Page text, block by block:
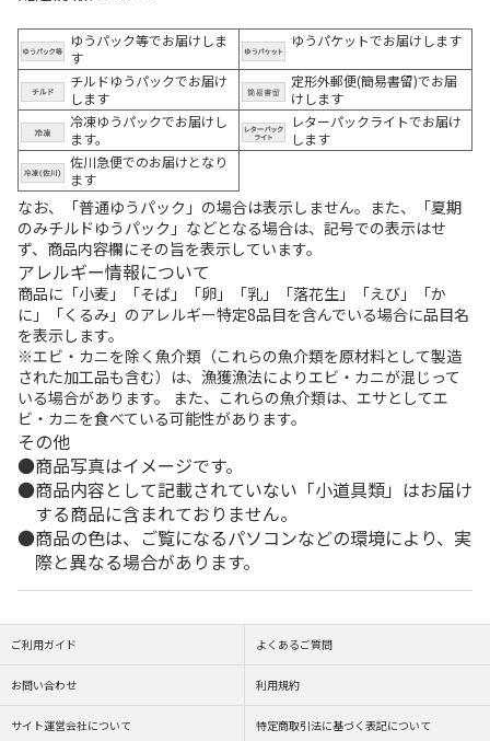
ゆうパック等でお届けしま
す
ゆうパケットでお届けします
チルドゆうパックでお届け
します
定形外郵便(簡易書留)でお届
けします
冷凍ゆうパックでお届けし
ます。
レターパックライトでお届け
します
佐川急便でのお届けとなり
ます
なお、「普通ゆうパック」の場合は表示しません。また、「夏期
のみチルドゆうパック」などとなる場合は、記号での表示はせ
ず、商品内容欄にその旨を表示しています。
アレルギー情報について
商品に「小麦」「そば」「卵」「乳」「落花生」「えび」「か
に」「くるみ」のアレルギー特定8品目を含んでいる場合に品目名
を表示します。
※エビ・カニを除く魚介類（これらの魚介類を原材料として製造
された加工品も含む）は、漁獲漁法によりエビ・カニが混じって
いる場合があります。 また、これらの魚介類は、エサとしてエ
ビ・カニを食べている可能性があります。
その他
商品写真はイメージです。
商品内容として記載されていない「小道具類」はお届け
する商品に含まれておりません。
商品の色は、ご覧になるパソコンなどの環境により、実
際と異なる場合があります。
ご利用ガイド よくあるご質問
お問い合わせ 利用規約
サイト運営会社について 特定商取引法に基づく表記について